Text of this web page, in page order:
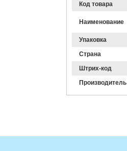
Код товара
Наименование
Упаковка
Страна
Штрих-код
Производитель